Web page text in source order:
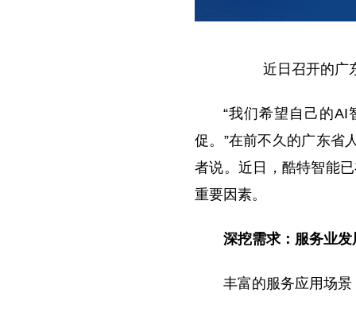
近日召开的广
“我们希望自己的
促。”在前不久的广东省
者说。近日，酷特智能
重要因素。
深挖需求：服务业发
丰富的服务应用场景